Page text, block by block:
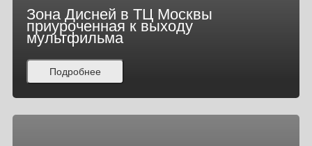
Зона Дисней в ТЦ Москвы
приуроченная к выходу
мультфильма
Подробнее